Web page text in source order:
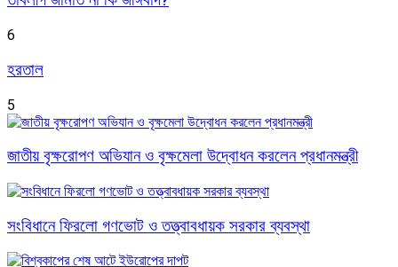
6
হরতাল
5
জাতীয় বৃক্ষরোপণ অভিযান ও বৃক্ষমেলা উদ্বোধন করলেন প্রধানমন্ত্রী
সংবিধানে ফিরলো গণভোট ও তত্ত্বাবধায়ক সরকার ব্যবস্থা